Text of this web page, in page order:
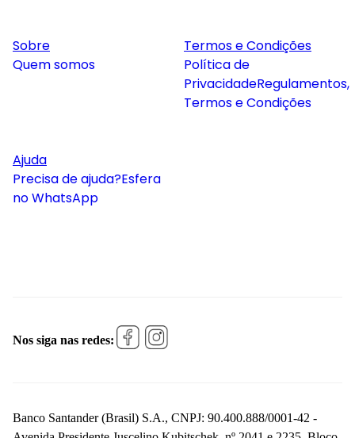
Sobre
Quem somos
Termos e Condições
Política de
PrivacidadeRegulamentos,
Termos e Condições
Ajuda
Precisa de ajuda?Esfera
no WhatsApp
Nos siga nas redes:
Banco Santander (Brasil) S.A., CNPJ: 90.400.888/0001-42 -